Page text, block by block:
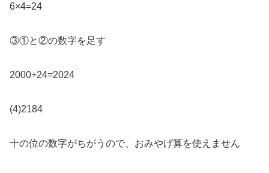
6×4=24
③①と②の数字を足す
2000+24=2024
(4)2184
十の位の数字がちがうので、おみやげ算を使えません